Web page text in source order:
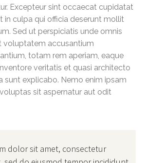
Excepteur sint occaecat cupidatat
in culpa qui officia deserunt mollit
Sed ut perspiciatis unde omnis
voluptatem accusantium
totam rem aperiam, eaque
veritatis et quasi architecto
sunt explicabo. Nemo enim ipsam
sit aspernatur aut odit
dolor sit amet, consectetur